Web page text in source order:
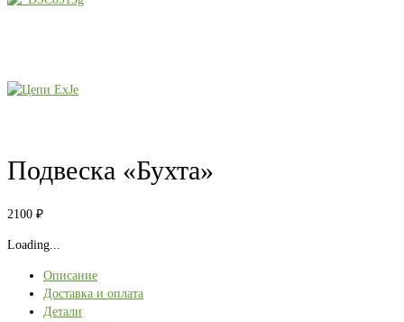
Подвеска «Бухта»
2100 ₽
Loading...
Описание
Доставка и оплата
Детали